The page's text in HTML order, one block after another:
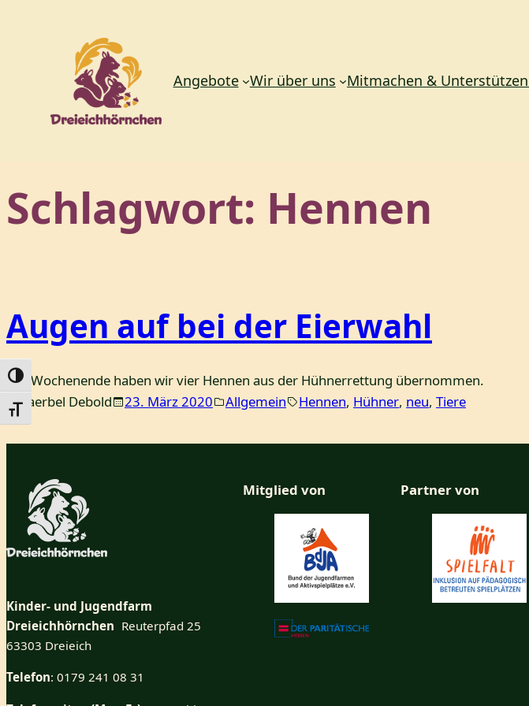
Umschalten auf hohe Kontraste
Schrift vergrößern
Inhalt
springen
Angebote Wir über uns Mitmachen & Unterstützen
Schlagwort: Hennen
Augen auf bei der Eierwahl
Am Wochenende haben wir vier Hennen aus der Hühnerrettung übernommen.
Baerbel Debold
23. März 2020 Allgemein Hennen, Hühner, neu, Tiere
Kinder- und Jugendfarm
Dreieichhörnchen Reuterpfad 25
63303 Dreieich
Telefon: 0179 241 08 31
Mitglied von Partner von